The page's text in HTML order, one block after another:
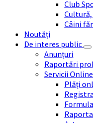
Club
Câini
Noutăți
De interes public
Anunțuri
Raportări
Servicii Online
Plăți